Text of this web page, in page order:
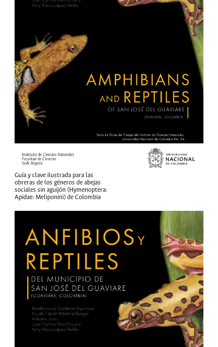
Guía y clave ilustrada para las
obreras de los géneros de abejas
sociales sin aguijón (Hymenoptera:
Apidae: Meliponini) de Colombia